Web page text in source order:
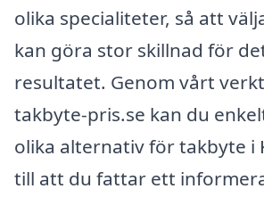
olika specialiteter, så att
kan göra stor skillnad för
resultatet. Genom vårt
takbyte-pris.se kan du
olika alternativ för takbyte i
till att du fattar ett